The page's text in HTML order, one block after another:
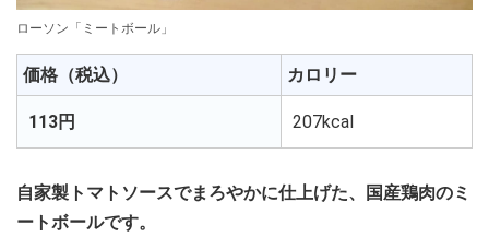
ローソン「ミートボール」
価格（税込） カロリー
113円 207kcal
自家製トマトソースでまろやかに仕上げた、国産鶏肉のミ
ートボールです。